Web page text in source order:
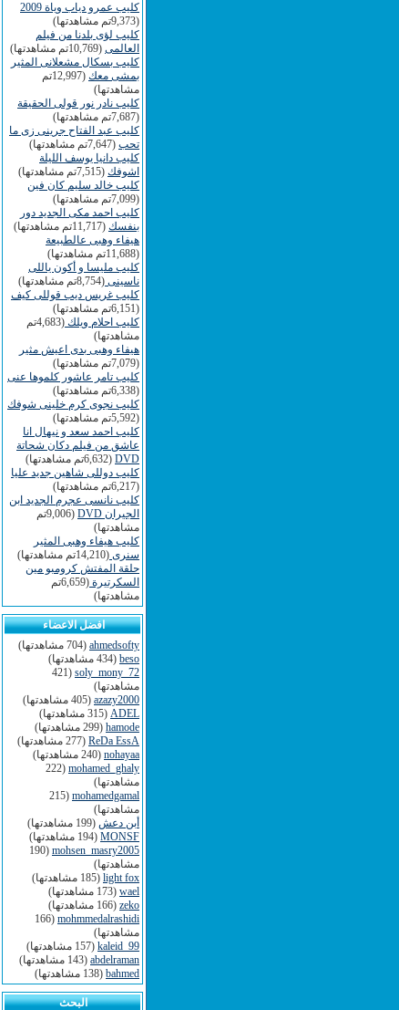
كليب عمرو دياب وياة 2009
(9,373تم مشاهدتها)
كليب لؤى بلدنا من فيلم
العالمى (10,769تم مشاهدتها)
كليب بسكال مشعلانى المثير
بمشى معك
(12,997تم
مشاهدتها)
كليب نادر نور قولى الحقيقة
(7,687تم مشاهدتها)
كليب عبد الفتاح جرينى زى ما
تحب (7,647تم مشاهدتها)
كليب دانيا يوسف الليلة
اشوفك (7,515تم مشاهدتها)
كليب خالد سليم كان فين
(7,099تم مشاهدتها)
كليب احمد مكى الجديد دور
بنفسك (11,717تم مشاهدتها)
هيفاء وهبى عالطبيعة
(11,688تم مشاهدتها)
كليب مليسا و أكون ياللى
ناسينى (8,754تم مشاهدتها)
كليب غريس ديب قوللى كيف
(6,151تم مشاهدتها)
كليب احلام ويلك
(4,683تم
مشاهدتها)
هيفاء وهبى بدى اعيش مثير
(7,079تم مشاهدتها)
كليب تامر عاشور كلموها عنى
(6,338تم مشاهدتها)
كليب نجوى كرم خلينى شوفك
(5,592تم مشاهدتها)
كليب احمد سعد و نيهال انا
عاشق من فيلم دكان شحاتة
DVD (6,632تم مشاهدتها)
كليب دوللى شاهين جديد عليا
(6,217تم مشاهدتها)
كليب نانسى عجرم الجديد ابن
الجيران DVD
(9,006تم
مشاهدتها)
كليب هيفاء وهبى المثير
سنرى (14,210تم مشاهدتها)
حلقة المفتش كرومبو مين
السكرتيرة
(6,659تم
مشاهدتها)
افضل الاعضاء
ahmedsofty (704 مشاهدتها)
beso (434 مشاهدتها)
soly_mony_72
(421
مشاهدتها)
azazy2000 (405 مشاهدتها)
ADEL (315 مشاهدتها)
hamode (299 مشاهدتها)
ReDa EssA (277 مشاهدتها)
nohayaa (240 مشاهدتها)
mohamed_ghaly
(222
مشاهدتها)
mohamedgamal
(215
مشاهدتها)
أبن دعش (199 مشاهدتها)
MONSF (194 مشاهدتها)
mohsen_masry2005
(190
مشاهدتها)
light fox (185 مشاهدتها)
wael (173 مشاهدتها)
zeko (166 مشاهدتها)
mohmmedalrashidi
(166
مشاهدتها)
kaleid_99 (157 مشاهدتها)
abdelraman (143 مشاهدتها)
bahmed (138 مشاهدتها)
البحث